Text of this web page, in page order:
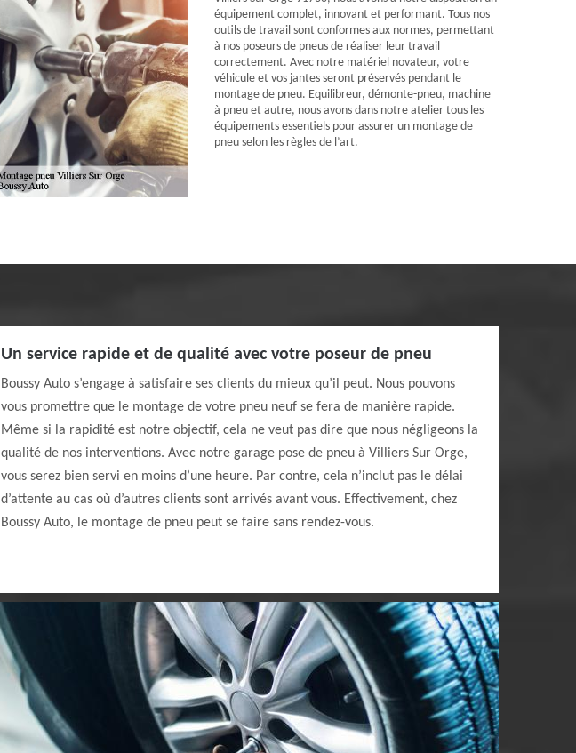
équipement complet, innovant et performant. Tous nos
outils de travail sont conformes aux normes, permettant
à nos poseurs de pneus de réaliser leur travail
correctement. Avec notre matériel novateur, votre
véhicule et vos jantes seront préservés pendant le
montage de pneu. Equilibreur, démonte-pneu, machine
à pneu et autre, nous avons dans notre atelier tous les
équipements essentiels pour assurer un montage de
pneu selon les règles de l’art.
Un service rapide et de qualité avec votre poseur de pneu
Boussy Auto s’engage à satisfaire ses clients du mieux qu’il peut. Nous pouvons
vous promettre que le montage de votre pneu neuf se fera de manière rapide.
Même si la rapidité est notre objectif, cela ne veut pas dire que nous négligeons la
qualité de nos interventions. Avec notre garage pose de pneu à Villiers Sur Orge,
vous serez bien servi en moins d’une heure. Par contre, cela n’inclut pas le délai
d’attente au cas où d’autres clients sont arrivés avant vous. Effectivement, chez
Boussy Auto, le montage de pneu peut se faire sans rendez-vous.